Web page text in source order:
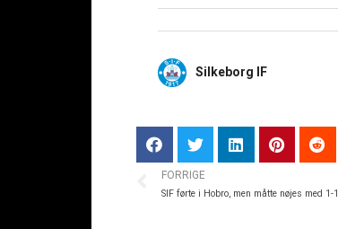
Silkeborg IF
FORRIGE
SIF førte i Hobro, men måtte nøjes med 1-1